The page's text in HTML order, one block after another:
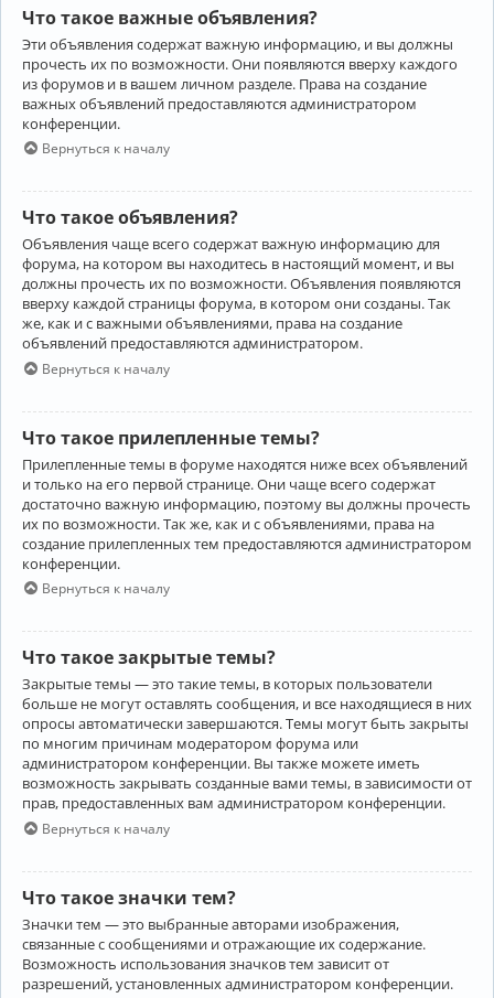
Что такое важные объявления?
Эти объявления содержат важную информацию, и вы должны
прочесть их по возможности. Они появляются вверху каждого
из форумов и в вашем личном разделе. Права на создание
важных объявлений предоставляются администратором
конференции.
Вернуться к началу
Что такое объявления?
Объявления чаще всего содержат важную информацию для
форума, на котором вы находитесь в настоящий момент, и вы
должны прочесть их по возможности. Объявления появляются
вверху каждой страницы форума, в котором они созданы. Так
же, как и с важными объявлениями, права на создание
объявлений предоставляются администратором.
Вернуться к началу
Что такое прилепленные темы?
Прилепленные темы в форуме находятся ниже всех объявлений
и только на его первой странице. Они чаще всего содержат
достаточно важную информацию, поэтому вы должны прочесть
их по возможности. Так же, как и с объявлениями, права на
создание прилепленных тем предоставляются администратором
конференции.
Вернуться к началу
Что такое закрытые темы?
Закрытые темы — это такие темы, в которых пользователи
больше не могут оставлять сообщения, и все находящиеся в них
опросы автоматически завершаются. Темы могут быть закрыты
по многим причинам модератором форума или
администратором конференции. Вы также можете иметь
возможность закрывать созданные вами темы, в зависимости от
прав, предоставленных вам администратором конференции.
Вернуться к началу
Что такое значки тем?
Значки тем — это выбранные авторами изображения,
связанные с сообщениями и отражающие их содержание.
Возможность использования значков тем зависит от
разрешений, установленных администратором конференции.